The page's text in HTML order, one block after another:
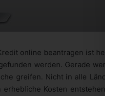
online beantragen ist heutzutage
werden. Gerade wer mit dem
greifen. Nicht in alle Länder
erhebliche Kosten entstehen. Wenn